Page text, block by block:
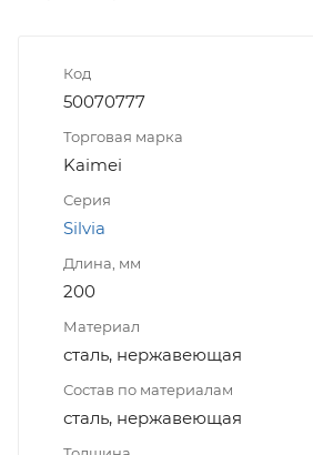
Код
50070777
Торговая марка
Kaimei
Серия
Silvia
Длина, мм
200
Материал
сталь, нержавеющая
Состав по материалам
сталь, нержавеющая